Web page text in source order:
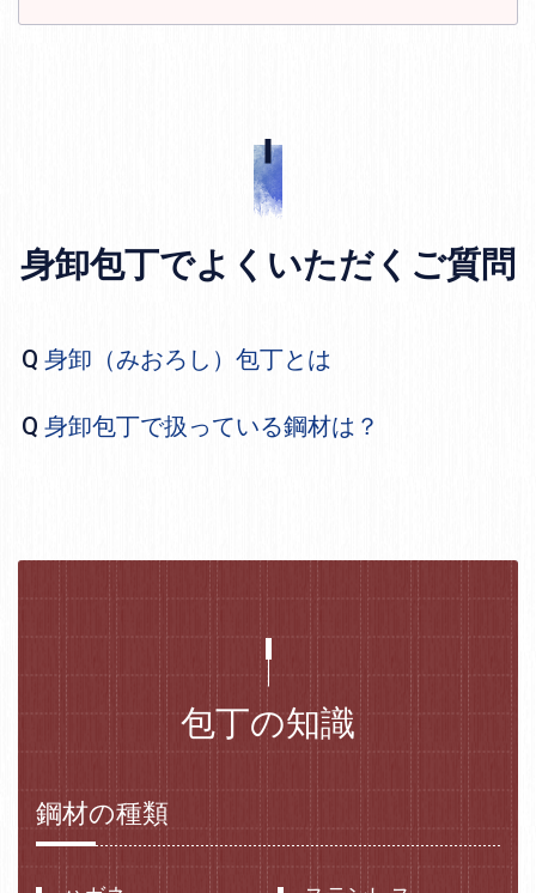
身卸包丁でよくいただくご質問
身卸（みおろし）包丁とは
身卸包丁で扱っている鋼材は？
包丁の知識
鋼材の種類